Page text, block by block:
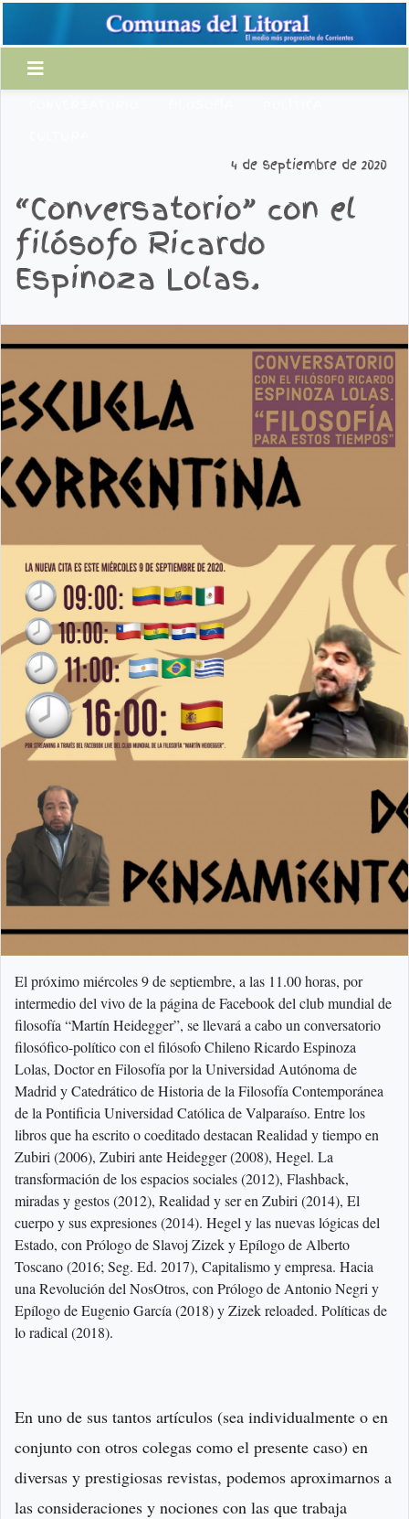
4 de septiembre de 2020
“Conversatorio” con el
filósofo Ricardo
Espinoza Lolas.
El próximo miércoles 9 de septiembre, a las 11.00 horas, por
intermedio del vivo de la página de Facebook del club mundial de
filosofía “Martín Heidegger”, se llevará a cabo un conversatorio
filosófico-político con el filósofo Chileno Ricardo Espinoza
Lolas, Doctor en Filosofía por la Universidad Autónoma de
Madrid y Catedrático de Historia de la Filosofía Contemporánea
de la Pontificia Universidad Católica de Valparaíso. Entre los
libros que ha escrito o coeditado destacan Realidad y tiempo en
Zubiri (2006), Zubiri ante Heidegger (2008), Hegel. La
transformación de los espacios sociales (2012), Flashback,
miradas y gestos (2012), Realidad y ser en Zubiri (2014), El
cuerpo y sus expresiones (2014). Hegel y las nuevas lógicas del
Estado, con Prólogo de Slavoj Zizek y Epílogo de Alberto
Toscano (2016; Seg. Ed. 2017), Capitalismo y empresa. Hacia
una Revolución del NosOtros, con Prólogo de Antonio Negri y
Epílogo de Eugenio García (2018) y Zizek reloaded. Políticas de
lo radical (2018).
En uno de sus tantos artículos (sea individualmente o en
conjunto con otros colegas como el presente caso) en
diversas y prestigiosas revistas, podemos aproximarnos a
las consideraciones y nociones con las que trabaja